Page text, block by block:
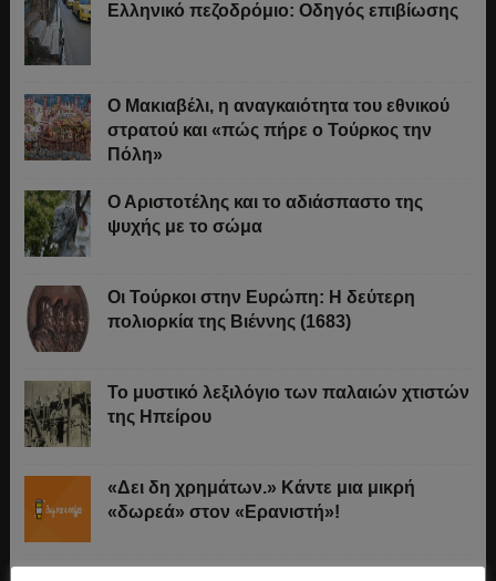
Ελληνικό πεζοδρόμιο: Οδηγός επιβίωσης
Ο Μακιαβέλι, η αναγκαιότητα του εθνικού
στρατού και «πώς πήρε ο Τούρκος την
Πόλη»
Ο Αριστοτέλης και το αδιάσπαστο της
ψυχής με το σώμα
Οι Τούρκοι στην Ευρώπη: Η δεύτερη
πολιορκία της Βιέννης (1683)
Το μυστικό λεξιλόγιο των παλαιών χτιστών
της Ηπείρου
«Δει δη χρημάτων.» Κάντε μια μικρή
«δωρεά» στον «Ερανιστή»!